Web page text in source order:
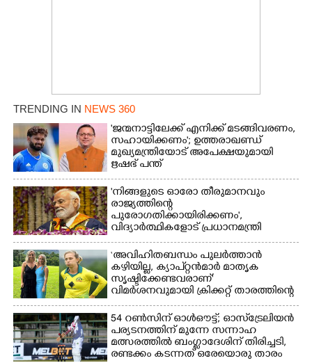
TRENDING IN NEWS 360
'ജന്മനാട്ടിലേക്ക് എനിക്ക് മടങ്ങിവരണം,
സഹായിക്കണം'; ഉത്തരാഖണ്ഡ്
മുഖ്യമന്ത്രിയോട് അപേക്ഷയുമായി
ഋഷഭ് പന്ത്
'നിങ്ങളുടെ ഓരോ തീരുമാനവും
രാജ്യത്തിന്റെ
പുരോഗതിക്കായിരിക്കണം',​
വിദ്യാർത്ഥികളോട് പ്രധാനമന്ത്രി
‘അവിഹിതബന്ധം പുലർത്താൻ
കഴിയില്ല,​ ക്യാപ്റ്റൻമാർ മാതൃക
സൃഷ്ടിക്കേണ്ടവരാണ്'
വിമർശനവുമായി ക്രിക്കറ്റ് താരത്തിന്റെ
ഭാര്യ
54 റൺസിന് ഓൾഔട്ട്; ഓസ്‌ട്രേലിയൻ
പര്യടനത്തിന് മുന്നേ സന്നാഹ
മത്സരത്തിൽ ബംഗ്ലാദേശിന് തിരിച്ചടി,
രണ്ടക്കം കടന്നത് ഒരേയൊരു താരം